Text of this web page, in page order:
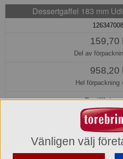
Dessertgaffel 183 mm
159,70
Del av
958,20
Hel förpackning
Hos oss kan du alltid beställa
Beställ nu så beräknar vi kunna
senare om du
Vänligen välj